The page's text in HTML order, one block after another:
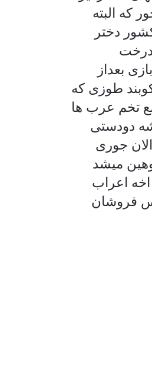
که البته
دختر
درخت
بعداز
طوزی که
تخم عرب ها
دودستی
جوری
میشد
اخه اعراب
فروشان